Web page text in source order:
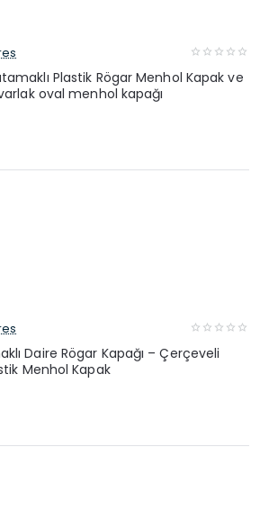
Plastik Rögar Menhol Kapak ve
oval menhol kapağı
Daire Rögar Kapağı – Çerçeveli
Menhol Kapak